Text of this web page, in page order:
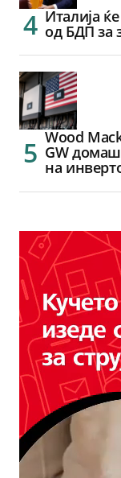
Италија
од БДП за
Wood
GW
на